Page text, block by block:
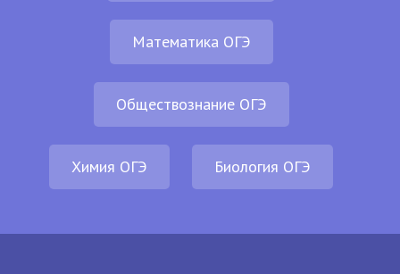
Математика ОГЭ
Обществознание ОГЭ
Химия ОГЭ Биология ОГЭ